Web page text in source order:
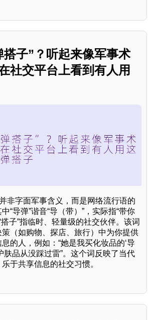
搭子”？听起来像军事术
社交平台上看到有人用
非字面军事含义，而是网络流行语的
“导弹”谐音“导（带）”，实际指“带你
搭子”指临时、轻量级的社交伙伴。该词
（如购物、探店、旅行）中为你提供
的人，例如：“她是我买化妆品的‘导
肤品从没踩过雷”。这个词反映了当代
于共享信息的社交习惯。